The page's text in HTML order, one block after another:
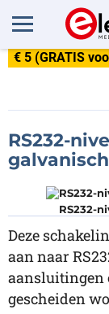
€ 5 (GRATIS
RS232-
RS232-
Deze
aan naar
aansluitingen
gescheiden